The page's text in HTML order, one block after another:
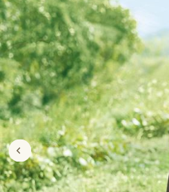
メンズ下着
ジュニア・ティーンズ下着
メンズファッション
メンズ下着
家電・雑貨すべて
家電
キッチン・雑貨・日用品
寝具・インテリア・家具
寝具・インテリア・家具通販すべて
家具・収納
寝具・ベッド
カーテン・ラグ・ファブリック
美容・健康
美容・健康通販すべて
美容・健康・サプリメント
制服・スクール
制服・スクールすべて
制服・学生服
大きいサイズ
大きいサイズ通販すべて
バーゲン
ジュニア・ティーンズ下着
メンズ下着
家電
キッチン・雑貨・日用品
寝具・インテリア・家具通販すべて
家具・収納
寝具・ベッド
カーテン・ラグ・ファブリック
美容・健康
美容・健康通販すべて
美容・健康・サプリメント
制服・スクール
制服・スクールすべて
制服・学生服
ジュニア・ティーンズ下着
大きいサイズ
大きいサイズ通販すべて
大きいサイズ レディース服
バーゲン
バーゲンセール
詳細検索